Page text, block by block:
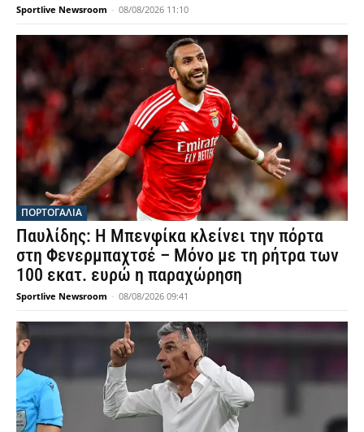
Sportlive Newsroom - 08/08/2026 11:10
ΠΟΡΤΟΓΑΛΙΑ
Παυλίδης: Η Μπενφίκα κλείνει την πόρτα
στη Φενερμπαχτσέ – Μόνο με τη ρήτρα των
100 εκατ. ευρώ η παραχώρηση
Sportlive Newsroom - 08/08/2026 09:41